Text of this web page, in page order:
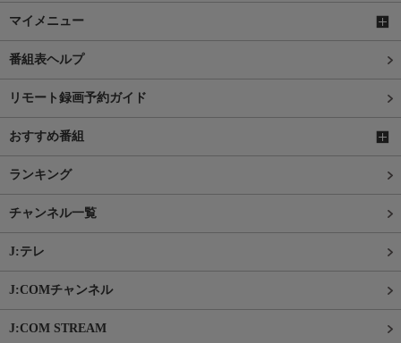
マイメニュー
番組表ヘルプ
リモート録画予約ガイド
おすすめ番組
ランキング
チャンネル一覧
J:テレ
J:COMチャンネル
J:COM STREAM